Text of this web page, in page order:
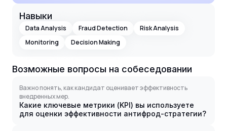
Навыки
Data Analysis Fraud Detection
Risk Analysis
Monitoring
Decision Making
Возможные вопросы на собеседовании
Важно понять, как кандидат оценивает эффективность
внедренных мер.
Какие ключевые метрики (KPI) вы используете
для оценки эффективности антифрод-стратегии?